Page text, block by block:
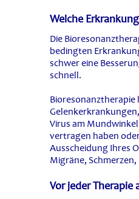
Welche
Die
bedingten
schwer eine
schnell.
Bioresonanztherapie
Virus am
vertragen haben
Ausscheidung Ihres
Migräne,
Vor jeder